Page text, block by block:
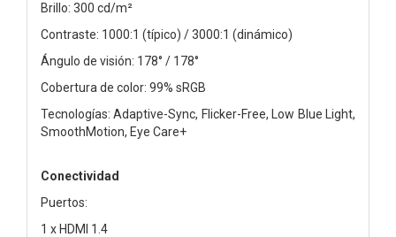
Brillo: 300 cd/m²
Contraste: 1000:1 (típico) / 3000:1 (dinámico)
Ángulo de visión: 178° / 178°
Cobertura de color: 99% sRGB
Tecnologías: Adaptive-Sync, Flicker-Free, Low Blue Light,
SmoothMotion, Eye Care+
Conectividad
Puertos:
1 x HDMI 1.4